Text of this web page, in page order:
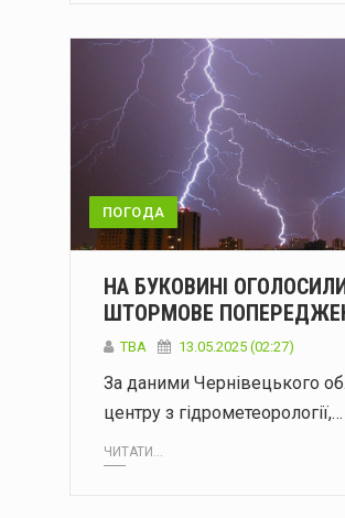
ПОГОДА
НА БУКОВИНІ
ШТОРМОВЕ
ТВА 13.05.2025 (02:27)
За даними Чернівецького
центру з гідрометеорології,…
ЧИТАТИ...